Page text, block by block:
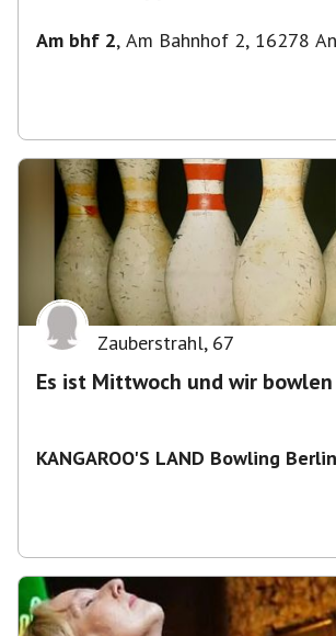
Am bhf 2, Am Bahnhof 2, 16278
Zauberstrahl, 67
Es ist Mittwoch und wir
KANGAROO'S LAND Bowling Berlin